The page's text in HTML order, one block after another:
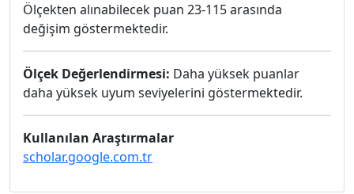
Ölçekten alınabilecek puan 23-115 arasında
değişim göstermektedir.
Ölçek Değerlendirmesi: Daha yüksek puanlar
daha yüksek uyum seviyelerini göstermektedir.
Kullanılan Araştırmalar
scholar.google.com.tr